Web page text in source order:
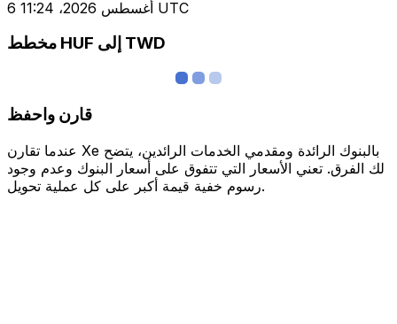
6 أغسطس 2026، 11:24 UTC
مخطط HUF إلى TWD
قارن واحفظ
عندما تقارن Xe بالبنوك الرائدة ومقدمي الخدمات الرائدين، يتضح
لك الفرق. تعني الأسعار التي تتفوق على أسعار البنوك وعدم وجود
رسوم خفية قيمة أكبر على كل عملية تحويل.